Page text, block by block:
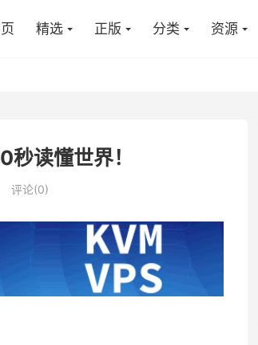
精选 正版 分类 资源
读懂世界！
评论(0)